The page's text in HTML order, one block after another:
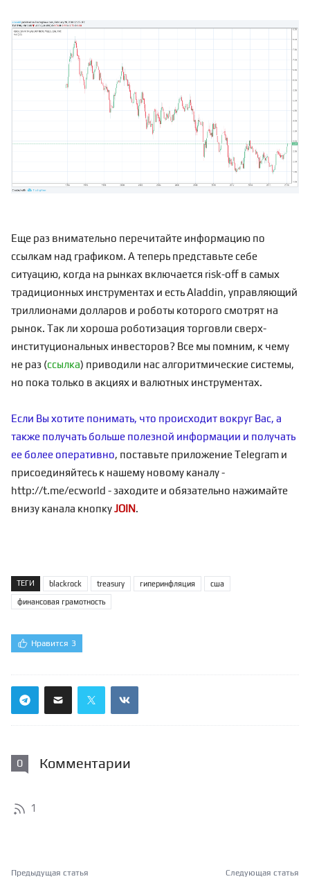
Еще раз внимательно перечитайте информацию по
ссылкам над графиком. А теперь представьте себе
ситуацию, когда на рынках включается risk-off в самых
традиционных инструментах и есть Aladdin, управляющий
триллионами долларов и роботы которого смотрят на
рынок. Так ли хороша роботизация торговли сверх-
институциональных инвесторов? Все мы помним, к чему
не раз (ссылка) приводили нас алгоритмические системы,
но пока только в акциях и валютных инструментах.
Если Вы хотите понимать, что происходит вокруг Вас, а
также получать больше полезной информации и получать
ее более оперативно, поставьте приложение Telegram и
присоединяйтесь к нашему новому каналу -
http://t.me/ecworld - заходите и обязательно нажимайте
внизу канала кнопкуJOIN.
ТЕГИ blackrock treasury гиперинфляция сша
финансовая грамотность
Нравится 3
0 Комментарии
1
Предыдущая статья Следующая статья